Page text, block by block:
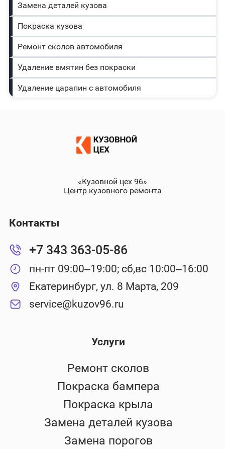
Замена деталей кузова
Покраска кузова
Ремонт сколов автомобиля
Удаление вмятин без покраски
Удаление царапин с автомобиля
«Кузовной цех 96»
Центр кузовного ремонта
Услуги
Ремонт сколов
Покраска бампера
Покраска крыла
Замена деталей кузова
Замена порогов
Контакты
+7 343 363-05-86
пн-пт 09:00–19:00; сб,вс 10:00–16:00
Екатеринбург, ул. 8 Марта, 209
service@kuzov96.ru